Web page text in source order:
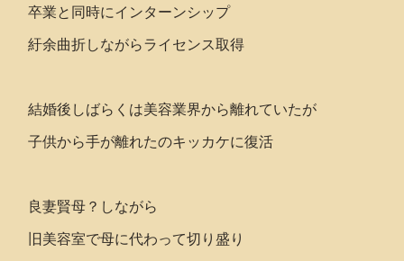
卒業と同時にインターンシップ
紆余曲折しながらライセンス取得
結婚後しばらくは美容業界から離れていたが
子供から手が離れたのキッカケに復活
良妻賢母？しながら
旧美容室で母に代わって切り盛り